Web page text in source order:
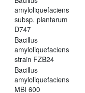
amyloliquefaciens
subsp. plantarum
D747
Bacillus
amyloliquefaciens
strain FZB24
Bacillus
amyloliquefaciens
MBI 600